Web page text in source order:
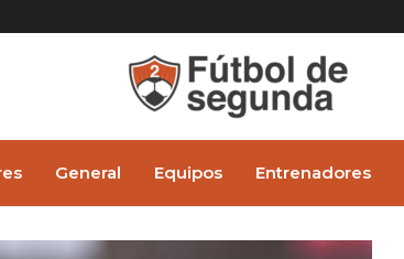
General Equipos Entrenadores